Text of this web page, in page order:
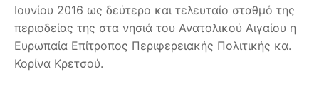
Ιουνίου 2016 ως δεύτερο και τελευταίο σταθμό της
περιοδείας της στα νησιά του Ανατολικού Αιγαίου η
Ευρωπαία Επίτροπος Περιφερειακής Πολιτικής κα.
Κορίνα Κρετσού.